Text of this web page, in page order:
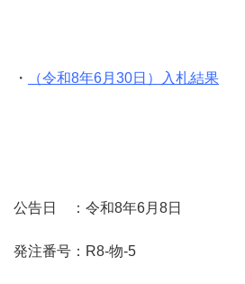
・ （令和8年6月30日）入札結果
公告日 ：令和8年6月8日
発注番号：R8-物-5